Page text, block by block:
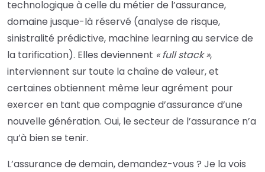
technologique à celle du métier de l’assurance,
domaine jusque-là réservé (analyse de risque,
sinistralité prédictive, machine learning au service de
la tarification). Elles deviennent « full stack »,
interviennent sur toute la chaîne de valeur, et
certaines obtiennent même leur agrément pour
exercer en tant que compagnie d’assurance d’une
nouvelle génération. Oui, le secteur de l’assurance n’a
qu’à bien se tenir.
L’assurance de demain, demandez-vous ? Je la vois